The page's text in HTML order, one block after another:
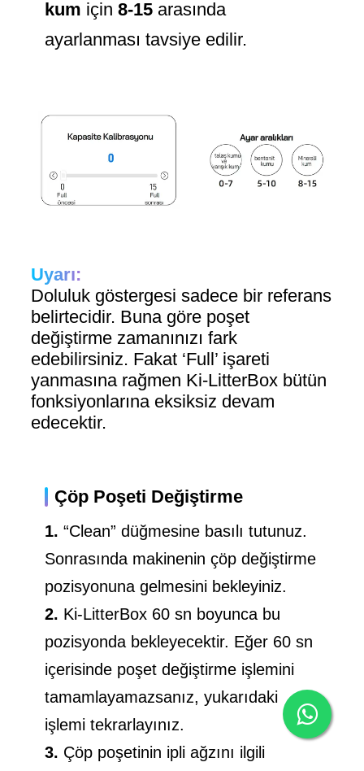
kum için8-15 arasında
ayarlanması tavsiye edilir.
Uyarı:
Doluluk göstergesi sadece bir referans
belirtecidir. Buna göre poşet
değiştirme zamanınızı fark
edebilirsiniz. Fakat ‘Full’ işareti
yanmasına rağmen Ki-LitterBox bütün
fonksiyonlarına eksiksiz devam
edecektir.
Çöp Poşeti Değiştirme
1. “Clean” düğmesine basılı tutunuz.
Sonrasında makinenin çöp değiştirme
pozisyonuna gelmesini bekleyiniz.
2. Ki-LitterBox 60 sn boyunca bu
pozisyonda bekleyecektir. Eğer 60 sn
içerisinde poşet değiştirme işlemini
tamamlayamazsanız, yukarıdaki
işlemi tekrarlayınız.
3. Çöp poşetinin ipli ağzını ilgili